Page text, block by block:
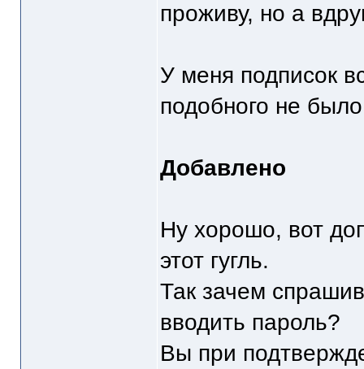
проживу, но а
У меня подписок
подобного не
Добавлено
Ну хорошо, вот
этот гугль.
Так зачем
вводить пароль?
Вы при